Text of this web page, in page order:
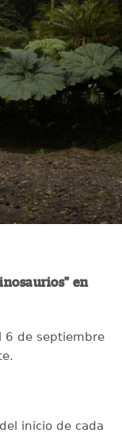
en
6 de septiembre
inicio de cada